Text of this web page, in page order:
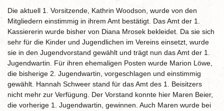
Die aktuell 1. Vorsitzende, Kathrin Woodson, wurde von den
Mitgliedern einstimmig in ihrem Amt bestätigt. Das Amt der 1.
Kassiererin wurde bisher von Diana Mrosek bekleidet. Da sie sich
sehr für die Kinder und Jugendlichen im Vereins einsetzt, wurde
sie in den Jugendvorstand gewählt und trägt nun das Amt der 1.
Jugendwartin. Für ihren ehemaligen Posten wurde Marion Löwe,
die bisherige 2. Jugendwartin, vorgeschlagen und einstimmig
gewählt. Hannah Schweer stand für das Amt des 1. Beisitzers
nicht mehr zur Verfügung. Der Vorstand konnte hier Maren Beier,
die vorherige 1. Jugendwartin, gewinnen. Auch Maren wurde bei